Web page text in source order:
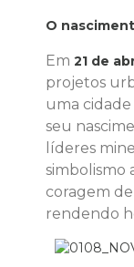
O
Em 21 de
projetos
uma
seu
líderes
simbolismo
coragem
rendendo